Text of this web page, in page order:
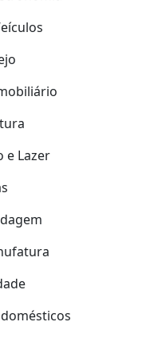
e Lazer